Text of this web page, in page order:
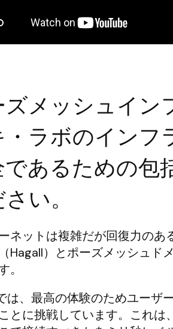
ズメッシュイン
・ラボのインフ
であるための包
い。
ネットは複雑だが回復力の
Hagall）とポーズメッシュド
。
は、最高の体験のためユーザ
とに挑戦しています。これ